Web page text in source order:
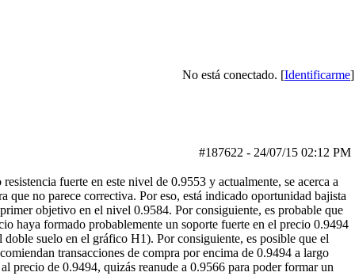
No está conectado. [Identificarme]
#187622 - 24/07/15 02:12 PM
fuerte en este nivel de 0.9553 y actualmente, se acerca a
no parece correctiva. Por eso, está indicado oportunidad bajista
objetivo en el nivel 0.9584. Por consiguiente, es probable que
haya formado probablemente un soporte fuerte en el precio 0.9494
suelo en el gráfico H1). Por consiguiente, es posible que el
transacciones de compra por encima de 0.9494 a largo
precio de 0.9494, quizás reanude a 0.9566 para poder formar un